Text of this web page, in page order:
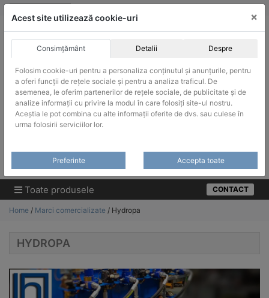
Skip
ACHIZITII PUBLICE
Produsele pot fi achizitionate si in sistemul SEAP / SICAP
Products
Toate produsele CONTACT
Home / Marci comercializate / Hydropa
HYDROPA
Acest site utilizează cookie-uri ×
Consimțământ Detalii Despre
Folosim cookie-uri pentru a personaliza conținutul și anunțurile, pentru
a oferi funcții de rețele sociale și pentru a analiza traficul. De
asemenea, le oferim partenerilor de rețele sociale, de publicitate și de
analize informații cu privire la modul în care folosiți site-ul nostru.
Aceștia le pot combina cu alte informații oferite de dvs. sau culese în
urma folosirii serviciilor lor.
Preferinte Accepta toate